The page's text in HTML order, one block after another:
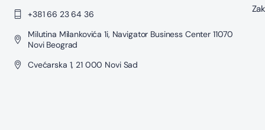
+381 66 23 64 36
Milutina Milankovića 1i, Navigator Business Center 11070
Novi Beograd
Cvećarska 1, 21 000 Novi Sad